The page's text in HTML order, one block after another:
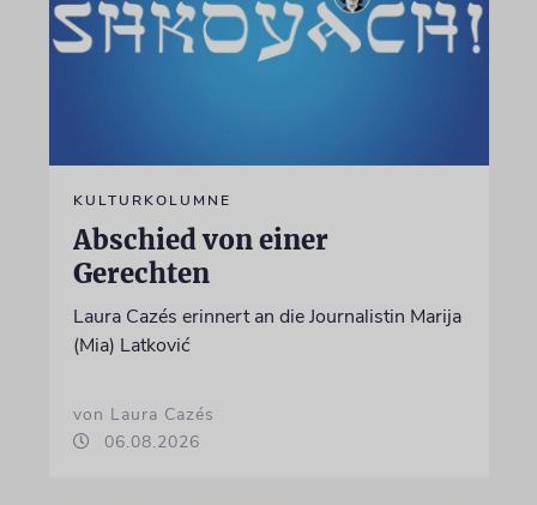
KULTURKOLUMNE
Abschied von einer
Gerechten
Laura Cazés erinnert an die Journalistin Marija
(Mia) Latković
von Laura Cazés
06.08.2026